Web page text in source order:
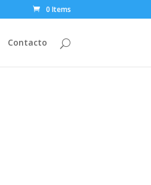
0 Items
Contacto